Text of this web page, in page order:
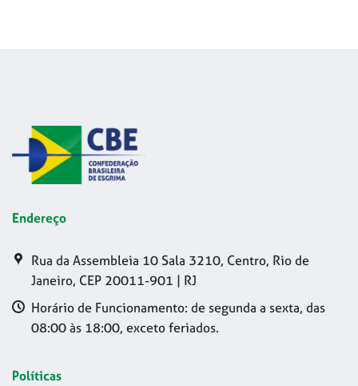
Endereço
Rua da Assembleia 10 Sala 3210, Centro, Rio de
Janeiro, CEP 20011-901 | RJ
Horário de Funcionamento: de segunda a sexta, das
08:00 às 18:00, exceto feriados.
Políticas